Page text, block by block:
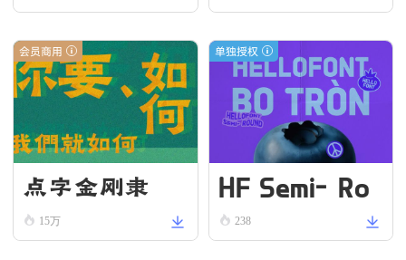
会员商用
点字金刚隶
15万
单独授权
HF Semi-Ro
und VN Bold
238